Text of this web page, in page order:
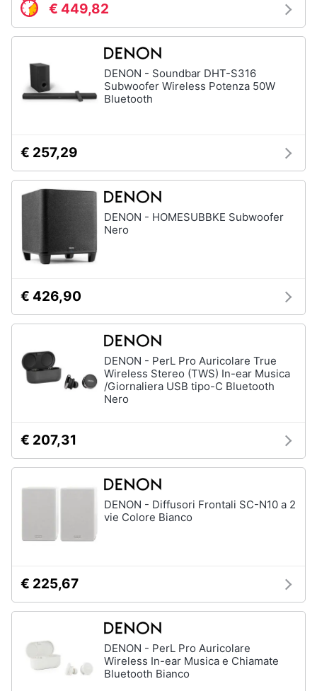
€ 449,82
DENON - Soundbar DHT-S316
Subwoofer Wireless Potenza 50W
Bluetooth
€ 257,29
DENON - HOMESUBBKE Subwoofer
Nero
€ 426,90
DENON - PerL Pro Auricolare True
Wireless Stereo (TWS) In-ear Musica
/Giornaliera USB tipo-C Bluetooth
Nero
€ 207,31
DENON - Diffusori Frontali SC-N10 a 2
vie Colore Bianco
€ 225,67
DENON - PerL Pro Auricolare
Wireless In-ear Musica e Chiamate
Bluetooth Bianco